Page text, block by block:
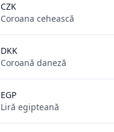
CZK
Coroana cehească
DKK
Coroană daneză
EGP
Liră egipteană